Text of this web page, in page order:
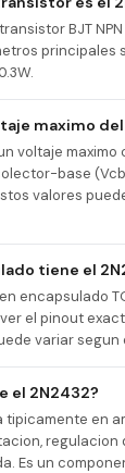
BJT
principales
maximo
voltaje
base
valores
tiene el
encapsulado
el pinout
variar segun
el 2N2432?
tipicamente en
regulacion
Es un